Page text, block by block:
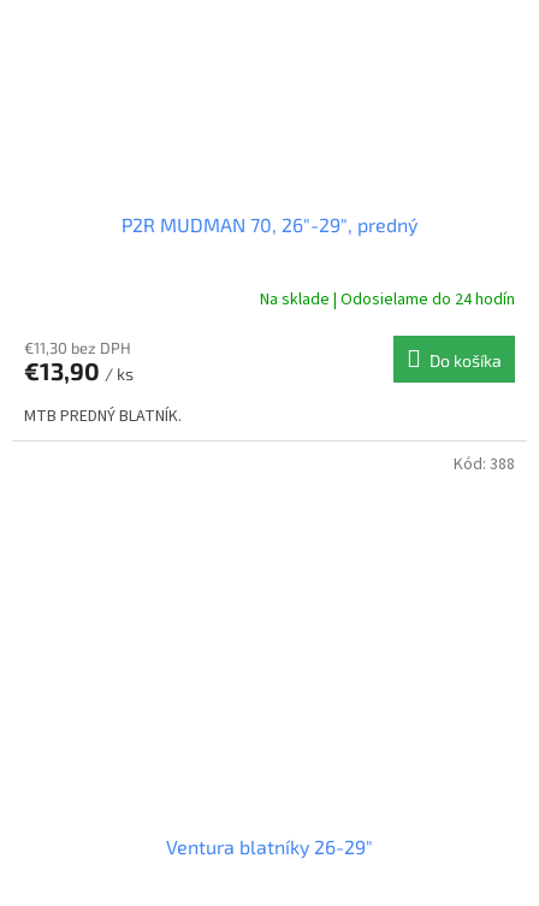
P2R MUDMAN 70, 26″-29″, predný
Na sklade | Odosielame do 24 hodín
€11,30 bez DPH
€13,90 / ks
Do košíka
MTB PREDNÝ BLATNÍK.
Ventura blatníky 26-29"
Kód: 388